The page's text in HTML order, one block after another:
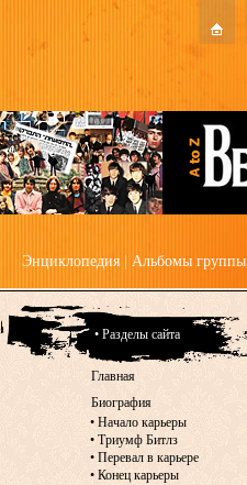
Энциклопедия Альбомы группы
• Разделы сайта
Главная
Биография
• Начало карьеры
• Триумф Битлз
• Перевал в карьере
• Конец карьеры